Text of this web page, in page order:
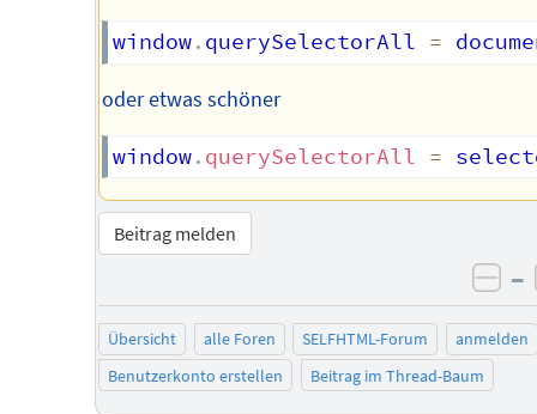
window. querySelectorAll =
oder etwas schöner
window. querySelectorAll =
Beitrag melden
–
Übersicht alle Foren SELFHTML-Forum
anmelden
Benutzerkonto erstellen
Beitrag im Thread-Baum